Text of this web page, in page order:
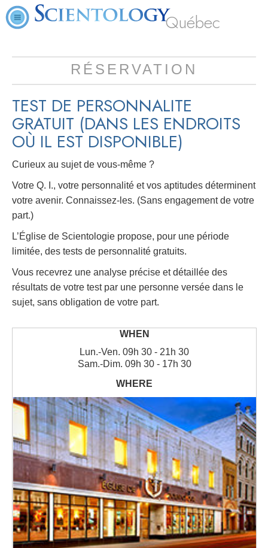
Québec
RÉSERVATION
TEST DE PERSONNALITE
GRATUIT (DANS LES ENDROITS
OÙ IL EST DISPONIBLE)
Curieux au sujet de vous-même ?
Votre Q. I., votre personnalité et vos aptitudes déterminent
votre avenir. Connaissez-les. (Sans engagement de votre
part.)
L’Église de Scientologie propose, pour une période
limitée, des tests de personnalité gratuits.
Vous recevrez une analyse précise et détaillée des
résultats de votre test par une personne versée dans le
sujet, sans obligation de votre part.
Lun.-Ven. 09h 30 - 21h 30
Sam.-Dim. 09h 30 - 17h 30